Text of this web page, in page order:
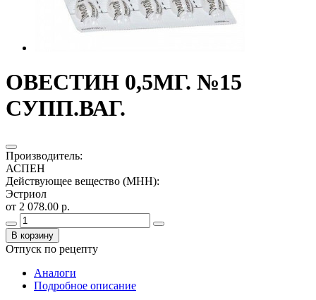
ОВЕСТИН 0,5МГ. №15
СУПП.ВАГ.
Производитель:
АСПЕН
Действующее вещество (МНН):
Эстриол
от 2 078.00 р.
В корзину
Отпуск по рецепту
Аналоги
Подробное описание